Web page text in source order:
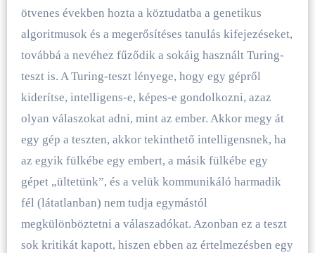
ötvenes években hozta a köztudatba a genetikus
algoritmusok és a megerősítéses tanulás kifejezéseket,
továbbá a nevéhez fűződik a sokáig használt Turing-
teszt is. A Turing-teszt lényege, hogy egy gépről
kiderítse, intelligens-e, képes-e gondolkozni, azaz
olyan válaszokat adni, mint az ember. Akkor megy át
egy gép a teszten, akkor tekinthető intelligensnek, ha
az egyik fülkébe egy embert, a másik fülkébe egy
gépet „ültetünk”, és a velük kommunikáló harmadik
fél (látatlanban) nem tudja egymástól
megkülönböztetni a válaszadókat. Azonban ez a teszt
sok kritikát kapott, hiszen ebben az értelmezésben egy